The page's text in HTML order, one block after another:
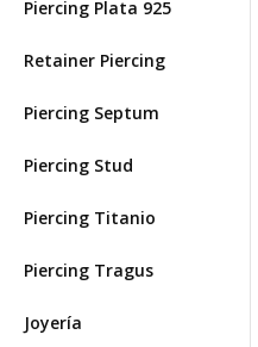
Piercing Plata 925
Retainer Piercing
Piercing Septum
Piercing Stud
Piercing Titanio
Piercing Tragus
Joyería